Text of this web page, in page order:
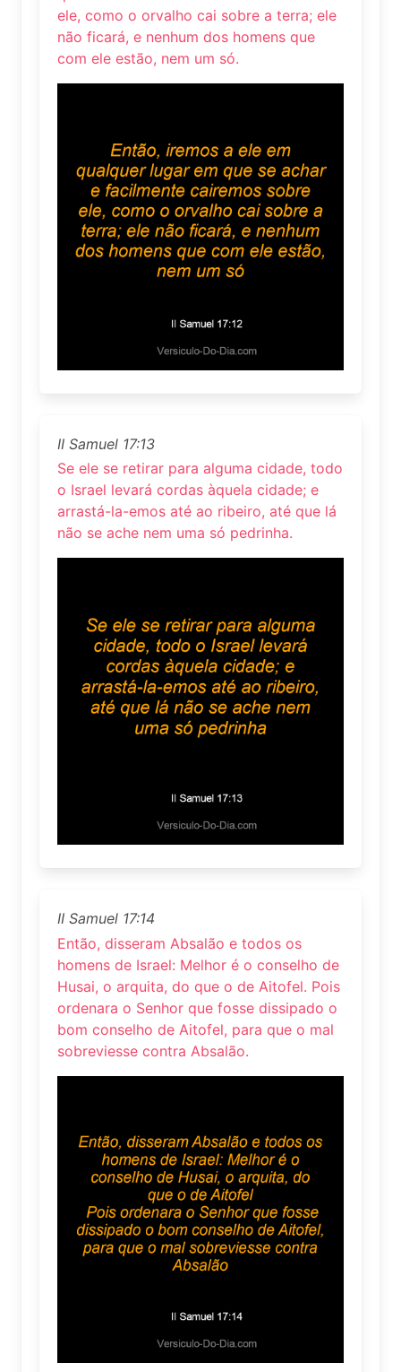
ele, como o orvalho cai sobre a terra; ele
não ficará, e nenhum dos homens que
com ele estão, nem um só.
II Samuel 17:13
Se ele se retirar para alguma cidade, todo
o Israel levará cordas àquela cidade; e
arrastá-la-emos até ao ribeiro, até que lá
não se ache nem uma só pedrinha.
II Samuel 17:14
Então, disseram Absalão e todos os
homens de Israel: Melhor é o conselho de
Husai, o arquita, do que o de Aitofel. Pois
ordenara o Senhor que fosse dissipado o
bom conselho de Aitofel, para que o mal
sobreviesse contra Absalão.